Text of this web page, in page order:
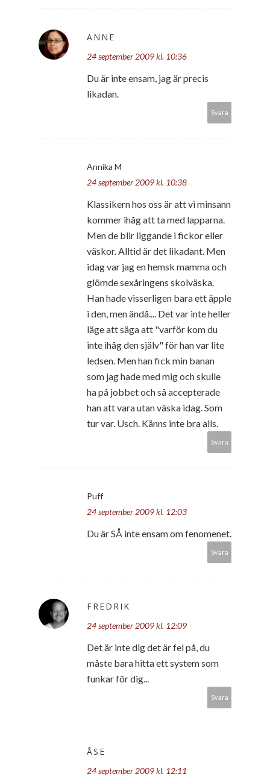
ANNE
24 september 2009 kl. 10:36
Du är inte ensam, jag är precis
likadan.
Svara
Annika M
24 september 2009 kl. 10:38
Klassikern hos oss är att vi minsann
kommer ihåg att ta med lapparna.
Men de blir liggande i fickor eller
väskor. Alltid är det likadant. Men
idag var jag en hemsk mamma och
glömde sexåringens skolväska.
Han hade visserligen bara ett äpple
i den, men ändå.... Det var inte heller
läge att säga att "varför kom du
inte ihåg den själv" för han var lite
ledsen. Men han fick min banan
som jag hade med mig och skulle
ha på jobbet och så accepterade
han att vara utan väska idag. Som
tur var. Usch. Känns inte bra alls.
Svara
Puff
24 september 2009 kl. 12:03
Du är SÅ inte ensam om fenomenet.
Svara
FREDRIK
24 september 2009 kl. 12:09
Det är inte dig det är fel på, du
måste bara hitta ett system som
funkar för dig...
Svara
ÅSE
24 september 2009 kl. 12:11